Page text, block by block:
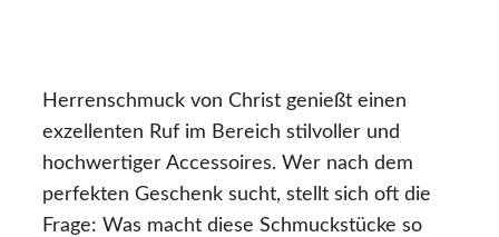
Herrenschmuck von Christ genießt einen
exzellenten Ruf im Bereich stilvoller und
hochwertiger Accessoires. Wer nach dem
perfekten Geschenk sucht, stellt sich oft die
Frage: Was macht diese Schmuckstücke so